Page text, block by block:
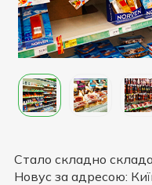
Стало складно
Новус за адресою: